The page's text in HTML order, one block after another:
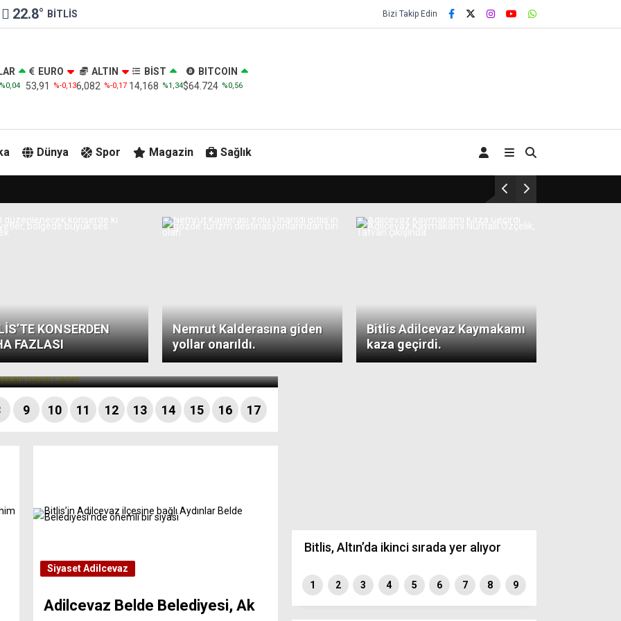
Gündem
Teknoloji
22.8° BITLIS Bizi Takip Edin
%0,04
EURO
53,91
%-0,13
ALTIN
6,082 %-0,17
BİST
14,168 %1,34
BITCOIN
$64.724 %0,56
Dünya Spor Magazin Sağlık
KONSERDEN
FAZLASI
Nemrut Kalderasına giden
yollar onarıldı.
Bitlis Adilcevaz Kaymakamı
kaza geçirdi.
örneği
9 10 11 12 13 14 15 16 17
Siyaset Adilcevaz
Adilcevaz Belde Belediyesi, Ak
Bitlis, Altın’da ikinci sırada yer alıyor
1 2 3 4 5 6 7 8 9